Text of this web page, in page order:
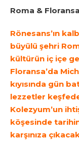
Roma &
Rönesans’ın
büyülü şehri
kültürün iç içe
Floransa’da
kıyısında gün
lezzetler
Kolezyum’un
köşesinde
karşınıza